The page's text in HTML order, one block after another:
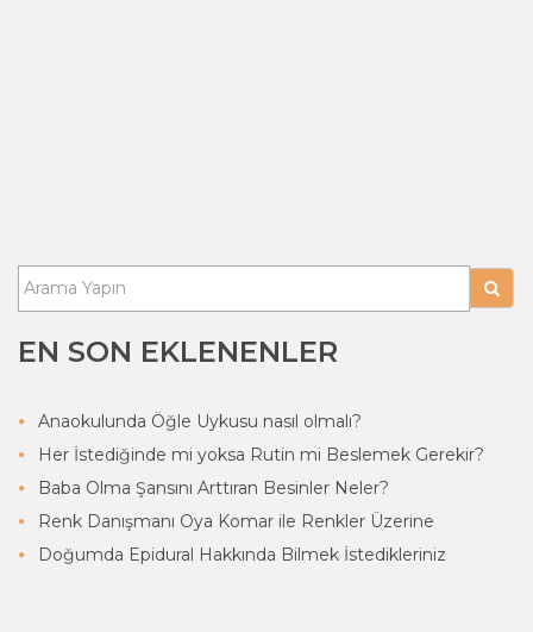
EN SON EKLENENLER
Anaokulunda Öğle Uykusu nasıl olmalı?
Her İstediğinde mi yoksa Rutin mi Beslemek Gerekir?
Baba Olma Şansını Arttıran Besinler Neler?
Renk Danışmanı Oya Komar ile Renkler Üzerine
Doğumda Epidural Hakkında Bilmek İstedikleriniz